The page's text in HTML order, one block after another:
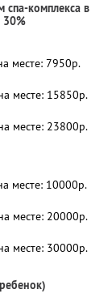
комплекса в
30%
месте: 7950р.
месте: 15850р.
месте: 23800р.
месте: 10000р.
месте: 20000р.
месте: 30000р.